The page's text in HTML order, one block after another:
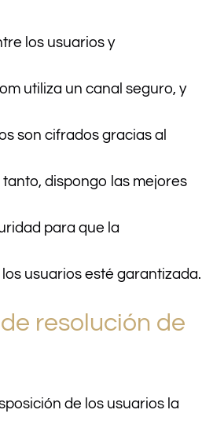
los usuarios y
utiliza un canal seguro, y
son cifrados gracias al
dispongo las mejores
para que la
usuarios esté garantizada.
resolución de
de los usuarios la